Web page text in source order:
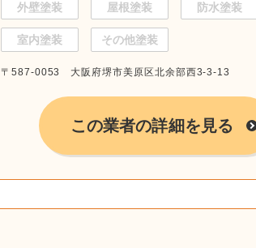
外壁塗装 屋根塗装 防水塗装
室内塗装 その他塗装
〒587-0053 大阪府堺市美原区北余部西3-3-13
この業者の詳細を見る